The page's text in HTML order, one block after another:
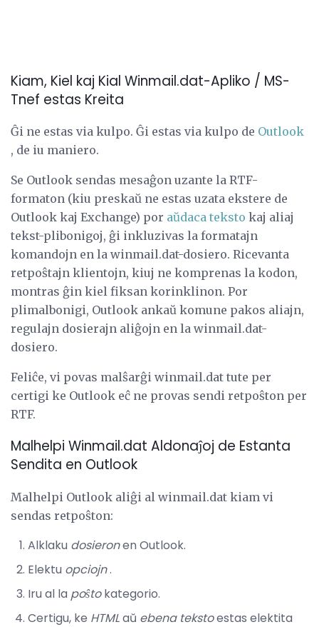
Kiam, Kiel kaj Kial Winmail.dat-Apliko / MS-
Tnef estas Kreita
Ĝi ne estas via kulpo. Ĝi estas via kulpo de Outlook
, de iu maniero.
Se Outlook sendas mesaĝon uzante la RTF-
formaton (kiu preskaŭ ne estas uzata ekstere de
Outlook kaj Exchange) por aŭdaca teksto kaj aliaj
tekst-plibonigoj, ĝi inkluzivas la formatajn
komandojn en la winmail.dat-dosiero. Ricevanta
retpoŝtajn klientojn, kiuj ne komprenas la kodon,
montras ĝin kiel fiksan korinklinon. Por
plimalbonigi, Outlook ankaŭ komune pakos aliajn,
regulajn dosierajn aliĝojn en la winmail.dat-
dosiero.
Feliĉe, vi povas malŝarĝi winmail.dat tute per
certigi ke Outlook eĉ ne provas sendi retpoŝton per
RTF.
Malhelpi Winmail.dat Aldonaĵoj de Estanta
Sendita en Outlook
Malhelpi Outlook aliĝi al winmail.dat kiam vi
sendas retpoŝton:
Alklaku dosieronen Outlook.
Elektu opciojn.
Iru al la poŝtokategorio.
Certigu, ke HTMLaŭ ebena tekstoestas elektita